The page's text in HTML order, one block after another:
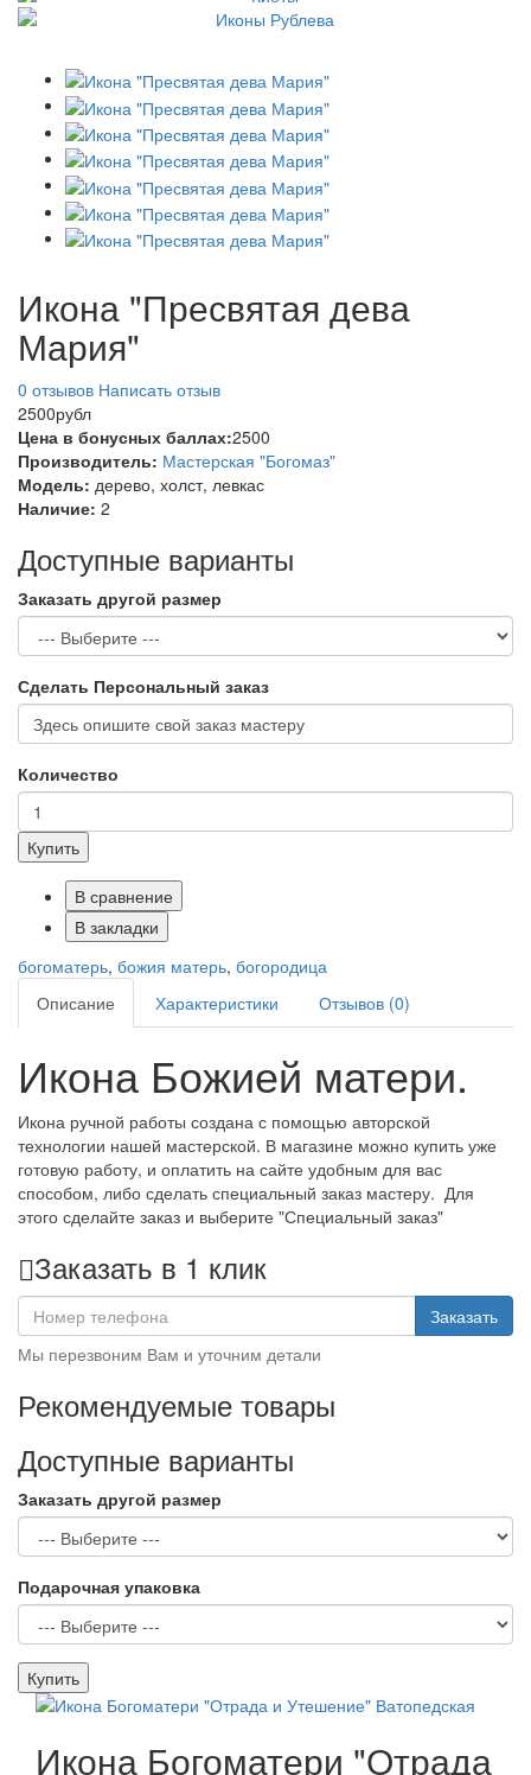
Икона "Пресвятая дева
Мария"
0 отзывов Написать отзыв
2500рубл
Цена в бонусных баллах:2500
Производитель: Мастерская "Богомаз"
Модель: дерево, холст, левкас
Наличие: 2
Доступные варианты
Заказать другой размер
Сделать Персональный заказ
Количество
Купить
В сравнение
В закладки
богоматерь, божия матерь, богородица
Описание
Характеристики Отзывов (0)
Икона Божией матери.
Икона ручной работы создана с помощью авторской
технологии нашей мастерской. В магазине можно купить уже
готовую работу, и оплатить на сайте удобным для вас
способом, либо сделать специальный заказ мастеру. Для
этого сделайте заказ и выберите "Специальный заказ"
Заказать в 1 клик
Заказать
Мы перезвоним Вам и уточним детали
Рекомендуемые товары
Доступные варианты
Заказать другой размер
Подарочная упаковка
Купить
Икона Богоматери "Отрада